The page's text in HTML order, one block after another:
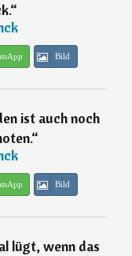
“
Bild
ist auch noch
“
Bild
lügt, wenn das